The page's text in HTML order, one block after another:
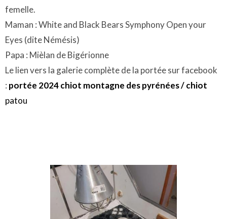
femelle.
Maman : White and Black Bears Symphony Open your
Eyes (dite Némésis)
Papa : Mièlan de Bigérionne
Le lien vers la galerie complète de la portée sur facebook
: portée 2024 chiot montagne des pyrénées / chiot
patou